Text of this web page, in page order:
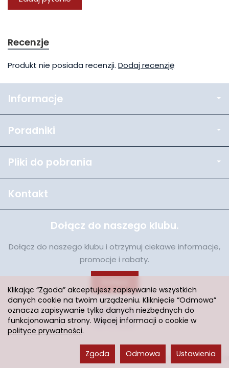
Recenzje
Produkt nie posiada recenzji. Dodaj recenzję
Informacje
Poradniki
Pliki do pobrania
Kontakt
Dołącz do naszego klubu.
Dołącz do naszego klubu i otrzymuj ciekawe informacje,
promocje i rabaty.
Sklep internetowy SOTESHOP AI
Klikając “Zgoda” akceptujesz zapisywanie wszystkich
danych cookie na twoim urządzeniu. Kliknięcie “Odmowa”
oznacza zapisywanie tylko danych niezbędnych do
funkcjonowania strony. Więcej informacji o cookie w
polityce prywatności.
Ustawienia
Odmowa
Zgoda